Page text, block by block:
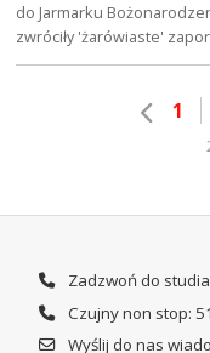
do Jarmarku
zwróciły 'żarówiaste'
1
Zadzwoń do
Czujny non stop:
Wyślij do nas